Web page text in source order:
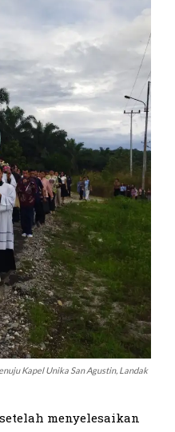
Kapel Unika San Agustin, Landak
menyelesaikan